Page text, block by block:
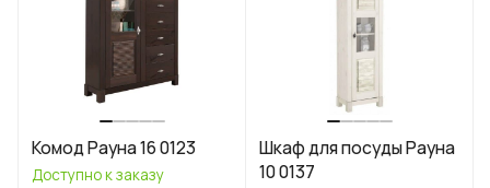
Комод Рауна 16 0123
Доступно к заказу
Шкаф для посуды Рауна
10 0137